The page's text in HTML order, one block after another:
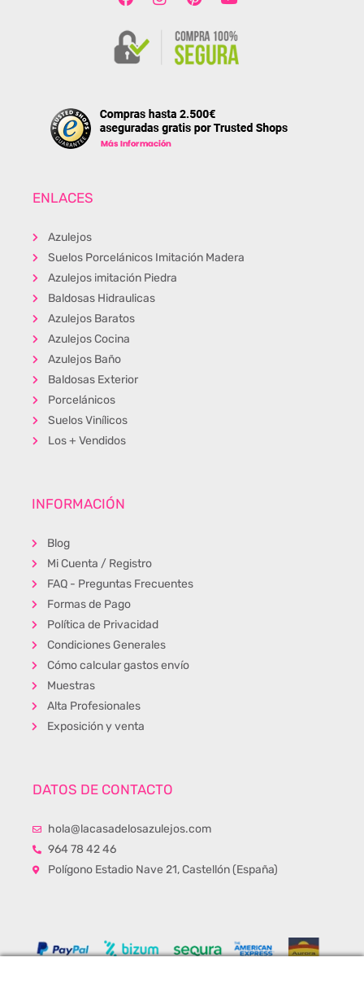
ENLACES
Azulejos
Suelos Porcelánicos Imitación Madera
Azulejos imitación Piedra
Baldosas Hidraulicas
Azulejos Baratos
Azulejos Cocina
Azulejos Baño
Baldosas Exterior
Porcelánicos
Suelos Vinílicos
Los + Vendidos
INFORMACIÓN
Blog
Mi Cuenta / Registro
FAQ - Preguntas Frecuentes
Formas de Pago
Política de Privacidad
Condiciones Generales
Cómo calcular gastos envío
Muestras
Alta Profesionales
Exposición y venta
DATOS DE CONTACTO
hola@lacasadelosazulejos.com
964 78 42 46
Polígono Estadio Nave 21, Castellón (España)